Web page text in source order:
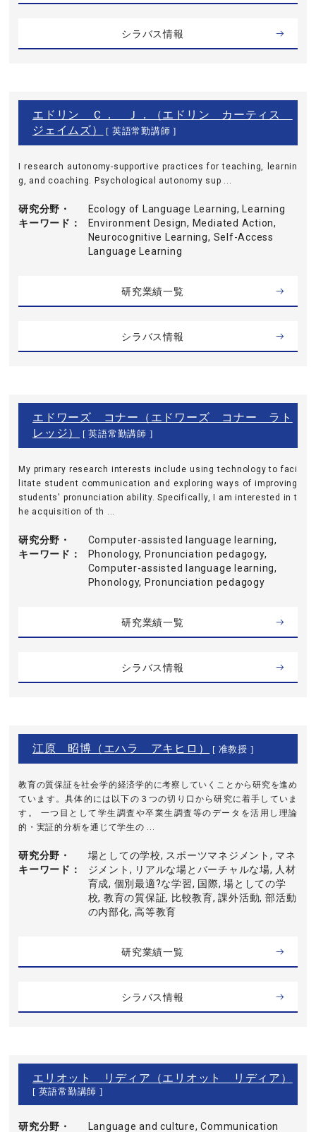
シラバス情報
エドリン Ｃ． Ｊ．（エドリン カーティス
ジェイムズ）
[ 英語常勤講師 ]
I research autonomy-supportive practices for teaching, learnin
g, and coaching. Psychological autonomy sup ...
研究分野・
キーワード
Ecology of Language Learning, Learning
Environment Design, Mediated Action,
Neurocognitive Learning, Self-Access
Language Learning
研究業績一覧
シラバス情報
エドワーズ コナー（エドワーズ コナー ラト
レッジ）
[ 英語常勤講師 ]
My primary research interests include using technology to faci
litate student communication and exploring ways of improving
students' pronunciation ability. Specifically, I am interested in t
he acquisition of th ...
研究分野・
キーワード
Computer-assisted language learning,
Phonology, Pronunciation pedagogy,
Computer-assisted language learning,
Phonology, Pronunciation pedagogy
研究業績一覧
シラバス情報
江原 昭博（エハラ アキヒロ） [ 准教授 ]
教育の質保証を社会学的経済学的に考察していくことから研究を進め
ています。具体的には以下の３つの切り口から研究に着手していま
す。 一つ目として学生調査や卒業生調査等のデータを活用し理論
的・実証的分析を通じて学生の ...
研究分野・
キーワード
場としての学校, スポーツマネジメント, マネ
ジメント, リアルな場とバーチャルな場, 人材
育成, 個別最適?な学習, 国際, 場としての学
校, 教育の質保証, 比較教育, 課外活動, 部活動
の内部化, 高等教育
研究業績一覧
シラバス情報
エリオット リディア（エリオット リディア）
[ 英語常勤講師 ]
研究分野・
Language and culture, Communication